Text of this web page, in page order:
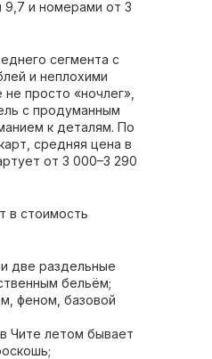
9,7 и номерами от 3
сегмента с
и неплохими
просто «ночлег»,
с продуманным
к деталям. По
средняя цена в
от 3 000–3 290
в стоимость
две раздельные
бельём;
феном, базовой
Чите летом бывает